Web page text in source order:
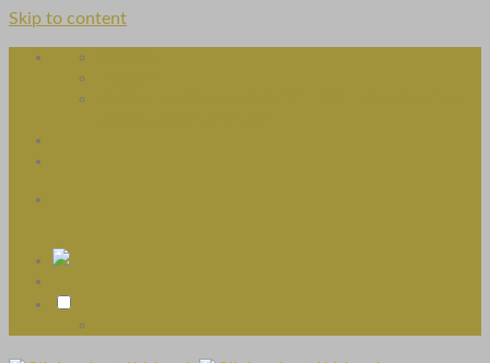
Skip to content